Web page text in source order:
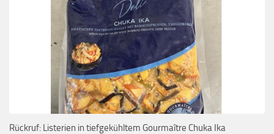
Rückruf: Listerien in tiefgekühltem Gourmaître Chuka Ika